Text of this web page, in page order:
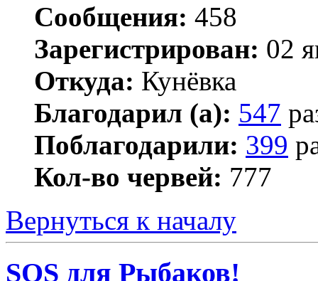
Сообщения: 458
Зарегистрирован: 02
Откуда: Кунёвка
Благодарил (а): 547
Поблагодарили: 399
Кол-во червей: 777
Вернуться к началу
SOS для Рыбаков!